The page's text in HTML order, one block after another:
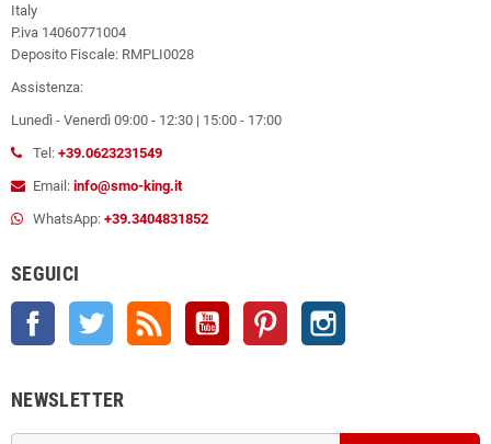
Italy
P.iva 14060771004
Deposito Fiscale: RMPLI0028
Assistenza:
Lunedì - Venerdì 09:00 - 12:30 | 15:00 - 17:00
Tel: +39.0623231549
Email: info@smo-king.it
WhatsApp: +39.3404831852
SEGUICI
Facebook Twitter Rss YouTube Pinterest
NEWSLETTER